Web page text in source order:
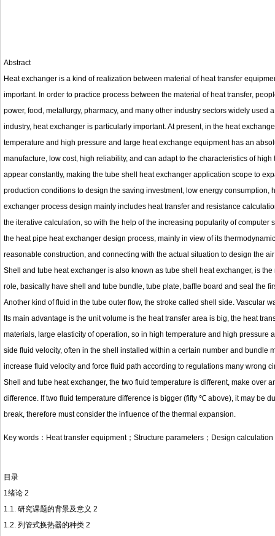
Abstract
Heat exchanger is a kind of realization between material of heat transfer
important. In order to practice process between the material of heat transfer,
power, food, metallurgy, pharmacy, and many other industry sectors widely
industry, heat exchanger is particularly important. At present, in the heat
temperature and high pressure and large heat exchange equipment has an
manufacture, low cost, high reliability, and can adapt to the characteristics of
appear constantly, making the tube shell heat exchanger application scope to
production conditions to design the saving investment, low energy
exchanger process design mainly includes heat transfer and resistance
the iterative calculation, so with the help of the increasing popularity of
the heat pipe heat exchanger design process, mainly in view of its
reasonable construction, and connecting with the actual situation to design the
Shell and tube heat exchanger is also known as tube shell heat exchanger, is
role, basically have shell and tube bundle, tube plate, baffle board and seal the
Another kind of fluid in the tube outer flow, the stroke called shell side. Vascular
Its main advantage is the unit volume is the heat transfer area is big, the heat
materials, large elasticity of operation, so in high temperature and high
side fluid velocity, often in the shell installed within a certain number and bundle
increase fluid velocity and force fluid path according to regulations many wrong
Shell and tube heat exchanger, the two fluid temperature is different, make over
difference. If two fluid temperature difference is bigger (fifty ℃ above), it may be
break, therefore must consider the influence of the thermal expansion.
Key words：Heat transfer equipment；Structure parameters；Design calculation
目录
1绪论 2
1.1. 研究课题的背景及意义 2
1.2. 列管式换热器的种类 2